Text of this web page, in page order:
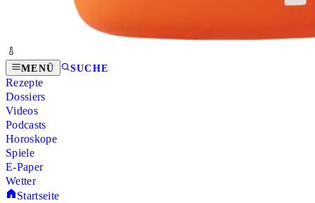
MENÜ SUCHE
Rezepte
Dossiers
Videos
Podcasts
Horoskope
Spiele
E-Paper
Wetter
Startseite